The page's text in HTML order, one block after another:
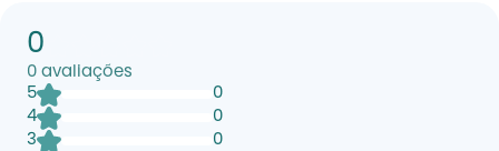
0
0 avaliações
5
0
4
0
3
0